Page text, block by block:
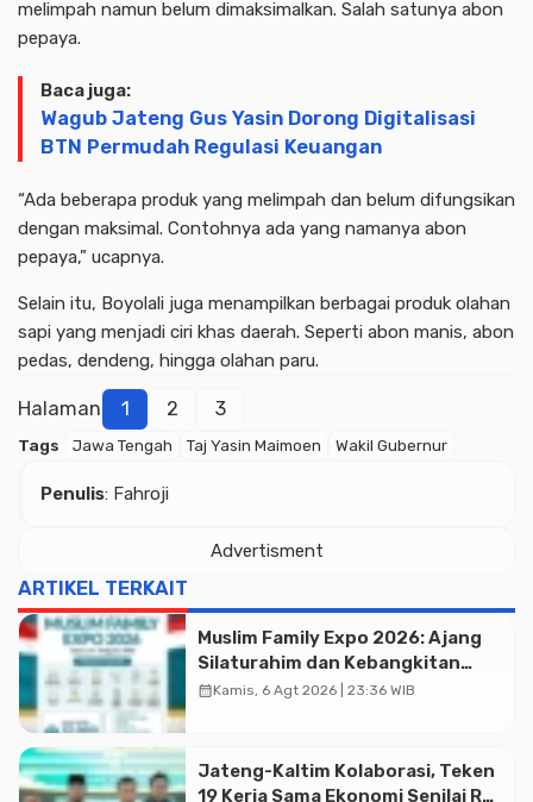
melimpah namun belum dimaksimalkan. Salah satunya abon
pepaya.
Baca juga:
Wagub Jateng Gus Yasin Dorong Digitalisasi
BTN Permudah Regulasi Keuangan
“Ada beberapa produk yang melimpah dan belum difungsikan
dengan maksimal. Contohnya ada yang namanya abon
pepaya,” ucapnya.
Selain itu, Boyolali juga menampilkan berbagai produk olahan
sapi yang menjadi ciri khas daerah. Seperti abon manis, abon
pedas, dendeng, hingga olahan paru.
Halaman 1 2 3
Tags Jawa Tengah Taj Yasin Maimoen Wakil Gubernur
Penulis: Fahroji
Advertisment
ARTIKEL TERKAIT
Muslim Family Expo 2026: Ajang
Silaturahim dan Kebangkitan
Ekonomi Halal di Jakarta
calendar_monthKamis, 6 Agt 2026 | 23:36 WIB
Jateng-Kaltim Kolaborasi, Teken
19 Kerja Sama Ekonomi Senilai Rp